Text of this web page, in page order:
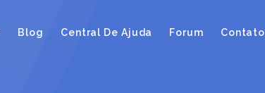
Blog Central De Ajuda Forum Contato